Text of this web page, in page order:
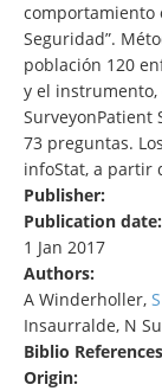
comportamiento
Seguridad”.
población 120
y el instrumento,
SurveyonPatient
73 preguntas.
infoStat, a partir
Publisher:
Publication date:
1 Jan 2017
Authors:
A Winderholler,
Insaurralde, N
Biblio
Origin: